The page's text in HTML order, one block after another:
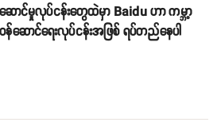
ာင်မှုလုပ်ငန်းတွေထဲမှာ Baidu ဟာ ကမ္ဘာ့
ဆောင်ရေးလုပ်ငန်းအဖြစ် ရပ်တည်နေပါ